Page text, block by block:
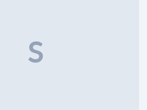
S